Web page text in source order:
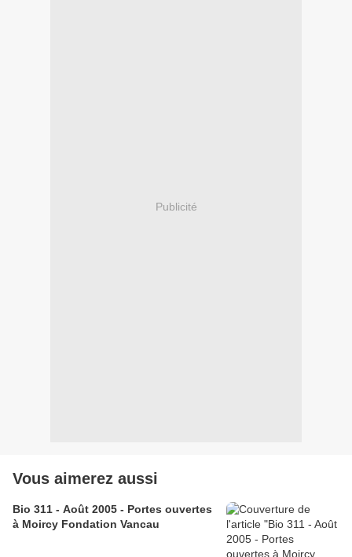
Publicité
Vous aimerez aussi
Bio 311 - Août 2005 - Portes ouvertes
à Moircy Fondation Vancau